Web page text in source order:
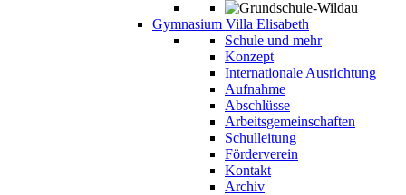
Gymnasium Villa Elisabeth
Schule und mehr
Konzept
Internationale Ausrichtung
Aufnahme
Abschlüsse
Arbeitsgemeinschaften
Schulleitung
Förderverein
Kontakt
Archiv